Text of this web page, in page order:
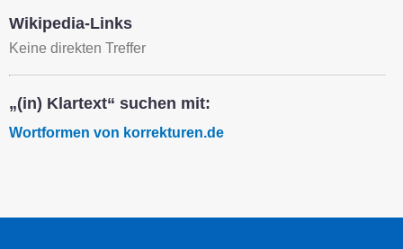
Wikipedia-Links
Keine direkten Treffer
„(in) Klartext“ suchen mit:
Wortformen von korrekturen.de